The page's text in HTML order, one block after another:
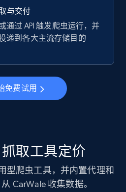
注册使用
- Collect profile
name
注册使用
与交付
通过 API 触发爬虫运行，并
递到各大主流存储目的
免费试用
取工具定价
型爬虫工具，并内置代理和
CarWale 收集数据。